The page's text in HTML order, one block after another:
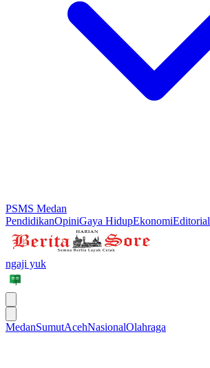
PSMS Medan
PendidikanOpiniGaya HidupEkonomiEditorial
ngaji yuk
MedanSumutAcehNasionalOlahraga